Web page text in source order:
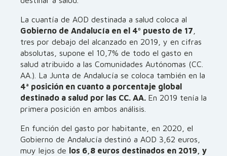
La cuantía de AOD destinada a salud coloca al
Gobierno de Andalucía en el 4º puesto de 17
tres por debajo del alcanzado en 2019, y en cifras
absolutas, supone el 10,7% de todo el gasto en
salud atribuido a las Comunidades Autónomas (CC.
AA.). La Junta de Andalucía se coloca también en la
4ª posición en cuanto a porcentaje global
destinado a salud por las CC. AA. En 2019 tenía la
primera posición en ambos análisis.
En función del gasto por habitante, en 2020, el
Gobierno de Andalucía destinó a AOD 3,62 euros,
muy lejos de los 6,8 euros destinados en 2019, y